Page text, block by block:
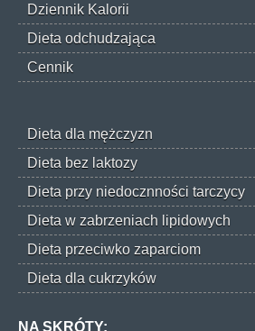
Dziennik Kalorii
Dieta odchudzająca
Cennik
Dieta dla mężczyzn
Dieta bez laktozy
Dieta przy niedocznności tarczycy
Dieta w zabrzeniach lipidowych
Dieta przeciwko zaparciom
Dieta dla cukrzyków
NA SKRÓTY: